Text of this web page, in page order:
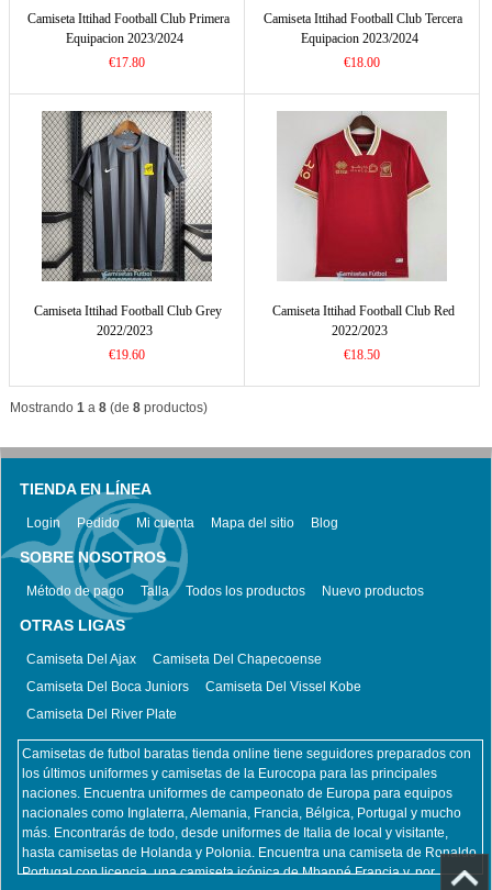
Camiseta Ittihad Football Club Primera
Equipacion 2023/2024
€17.80
Camiseta Ittihad Football Club Tercera
Equipacion 2023/2024
€18.00
Camiseta Ittihad Football Club Grey
2022/2023
€19.60
Camiseta Ittihad Football Club Red
2022/2023
€18.50
Mostrando 1a 8(de 8productos)
TIENDA EN LÍNEA
Login Pedido Mi cuenta Mapa del sitio Blog
SOBRE NOSOTROS
Método de pago Talla Todos los productos Nuevo productos
OTRAS LIGAS
Camiseta Del Ajax
Camiseta Del Chapecoense
Camiseta Del Boca Juniors
Camiseta Del Vissel Kobe
Camiseta Del River Plate
Camisetas de futbol baratas tienda online tiene seguidores preparados con
los últimos uniformes y camisetas de la Eurocopa para las principales
naciones. Encuentra uniformes de campeonato de Europa para equipos
nacionales como Inglaterra, Alemania, Francia, Bélgica, Portugal y mucho
más. Encontrarás de todo, desde uniformes de Italia de local y visitante,
hasta camisetas de Holanda y Polonia. Encuentra una camiseta de Ronaldo
Portugal con licencia, una camiseta icónica de Mbappé Francia y, por